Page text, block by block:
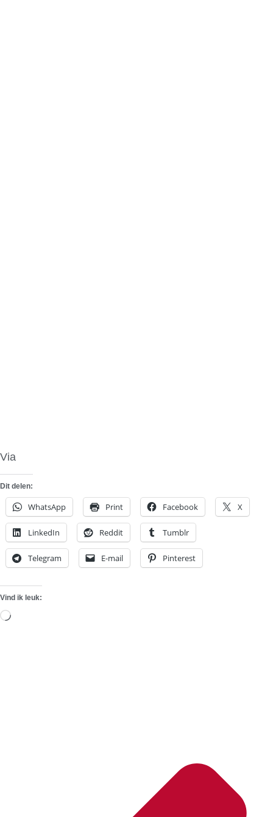
Via
Dit delen:
WhatsApp Print Facebook X
LinkedIn Reddit Tumblr
Telegram E-mail Pinterest
Vind ik leuk:
Aan